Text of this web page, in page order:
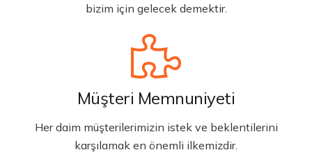
bizim için gelecek demektir.
Müşteri Memnuniyeti
Her daim müşterilerimizin istek ve beklentilerini
karşılamak en önemli ilkemizdir.